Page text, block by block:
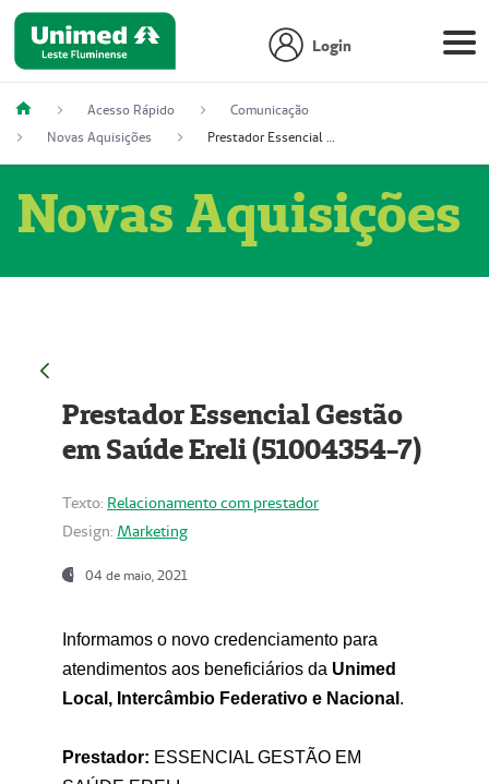
Login
Acesso Rápido
Comunicação
Novas Aquisições
Prestador Essencial Gestão em Saúde Ereli (51004354-7)
Novas Aquisições
Prestador Essencial Gestão
em Saúde Ereli (51004354-7)
Texto: Relacionamento com prestador
Design: Marketing
04 de maio, 2021
Informamos o novo credenciamento para
atendimentos aos beneficiários da Unimed
Local, Intercâmbio Federativo e Nacional .
Prestador: ESSENCIAL GESTÃO EM